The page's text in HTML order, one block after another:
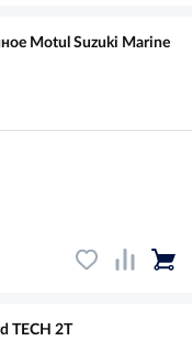
Motul Suzuki Marine
TECH 2T